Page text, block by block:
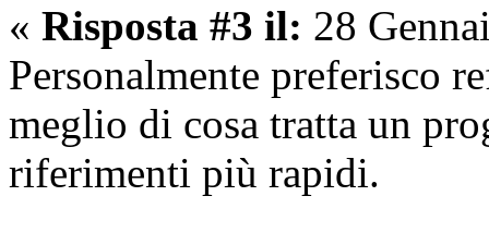
« Risposta #3 il: 28
Personalmente preferisco
meglio di cosa tratta un
riferimenti più rapidi.